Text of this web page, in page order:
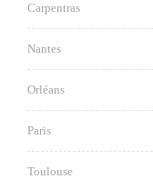
Carpentras
Nantes
Orléans
Paris
Toulouse